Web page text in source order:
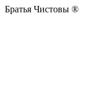
Братья Чистовы ®